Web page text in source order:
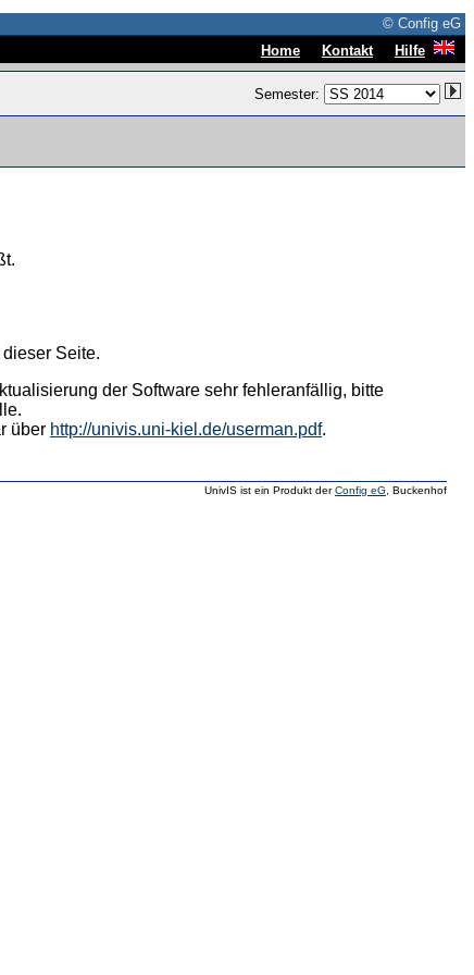
© Config eG
Home Kontakt Hilfe
Semester:
Seite.
der Software sehr fehleranfällig, bitte
über http://univis.uni-kiel.de/userman.pdf.
UnivIS ist ein Produkt derConfig eG , Buckenhof